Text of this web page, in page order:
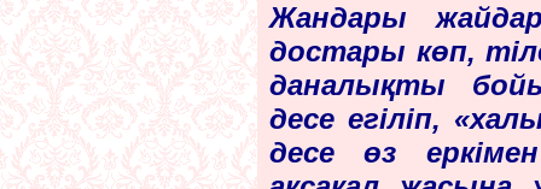
Жандары
достары көп,
даналықты
десе егіліп,
десе өз